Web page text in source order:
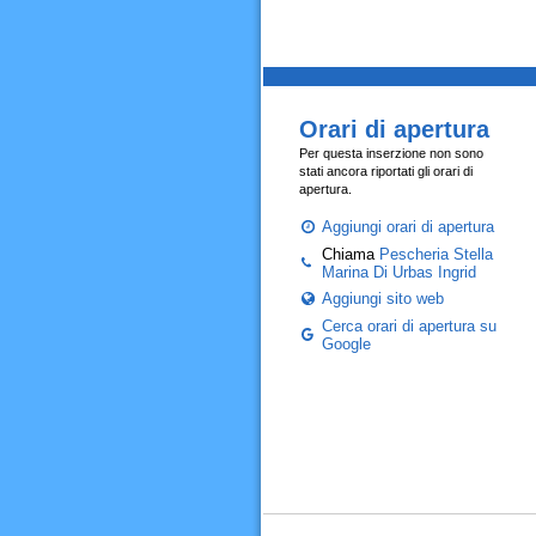
Orari di apertura
Per questa inserzione non sono
stati ancora riportati gli orari di
apertura.
Aggiungi orari di apertura
Chiama Pescheria Stella
Marina Di Urbas Ingrid
Aggiungi sito web
Cerca orari di apertura su
Google